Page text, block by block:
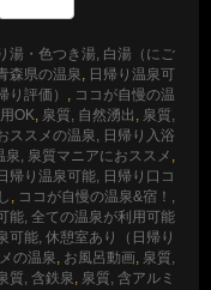
有湯・色つき湯, 白湯（にご
森県の温泉
日帰り温泉可
評価）
ココが自慢の温
OK 泉質, 自然湧出
泉質,
ススメの温泉, 日帰り入浴
泉, 泉質マニアにおススメ
帰り温泉可能, 日帰り口コ
ココが自慢の温泉&宿！,
能, 全ての温泉が利用可能
可能, 休憩室あり（日帰り
の温泉 お風呂動画 泉質,
質, 含鉄泉 泉質, 含アルミ